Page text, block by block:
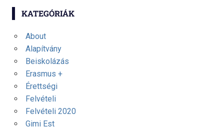
KATEGÓRIÁK
About
Alapítvány
Beiskolázás
Erasmus +
Érettségi
Felvételi
Felvételi 2020
Gimi Est